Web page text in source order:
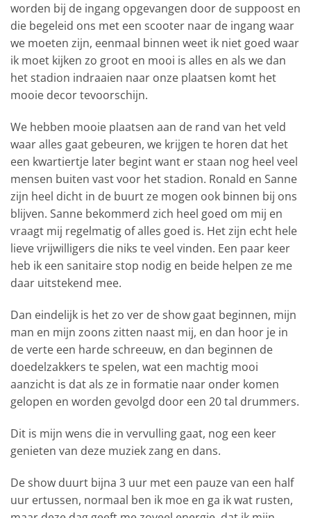
worden bij de ingang opgevangen door de suppoost en
die begeleid ons met een scooter naar de ingang waar
we moeten zijn, eenmaal binnen weet ik niet goed waar
ik moet kijken zo groot en mooi is alles en als we dan
het stadion indraaien naar onze plaatsen komt het
mooie decor tevoorschijn.
We hebben mooie plaatsen aan de rand van het veld
waar alles gaat gebeuren, we krijgen te horen dat het
een kwartiertje later begint want er staan nog heel veel
mensen buiten vast voor het stadion. Ronald en Sanne
zijn heel dicht in de buurt ze mogen ook binnen bij ons
blijven. Sanne bekommerd zich heel goed om mij en
vraagt mij regelmatig of alles goed is. Het zijn echt hele
lieve vrijwilligers die niks te veel vinden. Een paar keer
heb ik een sanitaire stop nodig en beide helpen ze me
daar uitstekend mee.
Dan eindelijk is het zo ver de show gaat beginnen, mijn
man en mijn zoons zitten naast mij, en dan hoor je in
de verte een harde schreeuw, en dan beginnen de
doedelzakkers te spelen, wat een machtig mooi
aanzicht is dat als ze in formatie naar onder komen
gelopen en worden gevolgd door een 20 tal drummers.
Dit is mijn wens die in vervulling gaat, nog een keer
genieten van deze muziek zang en dans.
De show duurt bijna 3 uur met een pauze van een half
uur ertussen, normaal ben ik moe en ga ik wat rusten,